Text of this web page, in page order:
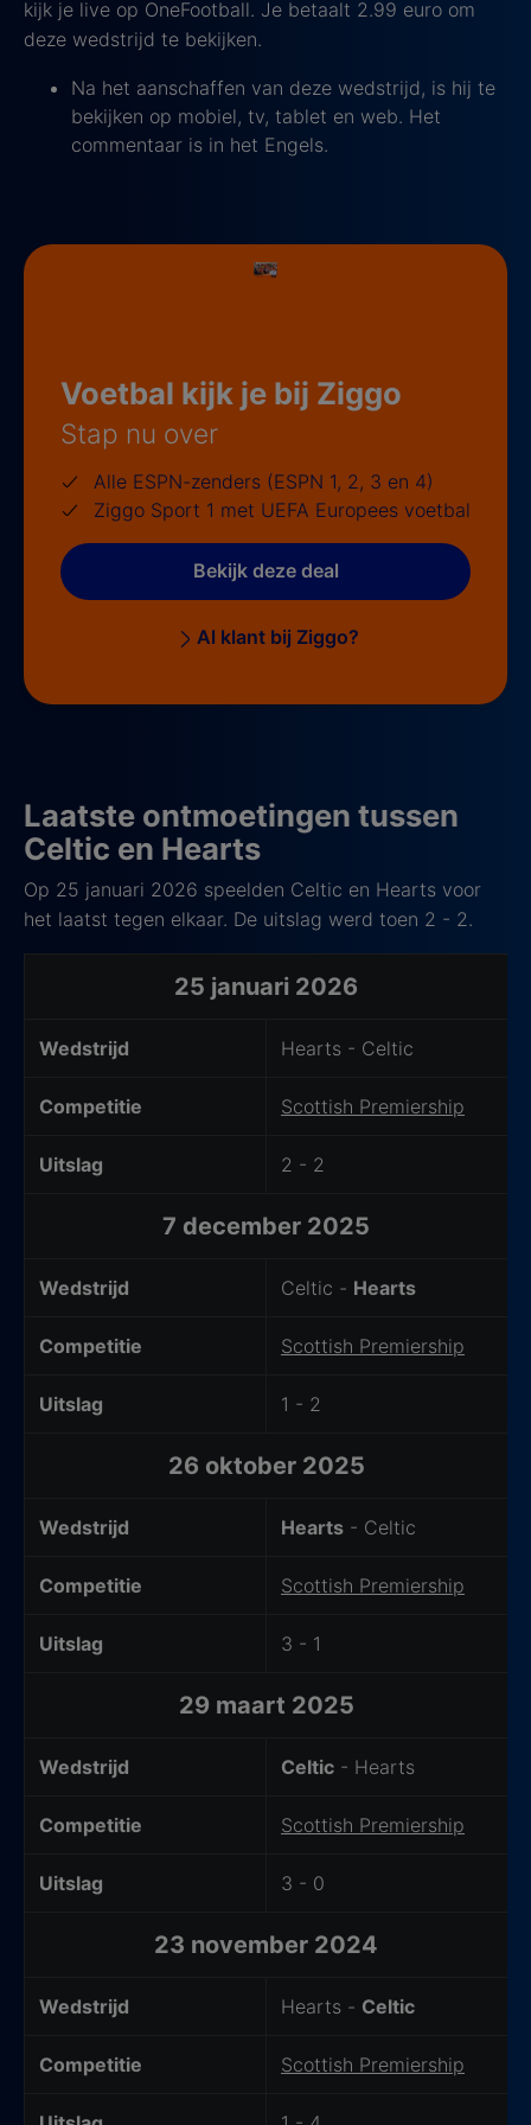
kijk je live op OneFootball. Je betaalt 2.99 euro om
deze wedstrijd te bekijken.
Na het aanschaffen van deze wedstrijd, is hij te
bekijken op mobiel, tv, tablet en web. Het
commentaar is in het Engels.
Voetbal kijk je bij Ziggo
Stap nu over
Alle ESPN-zenders (ESPN 1, 2, 3 en 4)
Ziggo Sport 1 met UEFA Europees voetbal
Bekijk deze deal
Al klant bij Ziggo?
Laatste ontmoetingen tussen
Celtic en Hearts
Op 25 januari 2026 speelden Celtic en Hearts voor
het laatst tegen elkaar. De uitslag werd toen 2 - 2.
25 januari 2026
Wedstrijd Hearts - Celtic
Competitie Scottish Premiership
Uitslag 2 - 2
7 december 2025
Wedstrijd Celtic - Hearts
Competitie Scottish Premiership
Uitslag 1 - 2
26 oktober 2025
Wedstrijd Hearts - Celtic
Competitie Scottish Premiership
Uitslag 3 - 1
29 maart 2025
Wedstrijd Celtic - Hearts
Competitie Scottish Premiership
Uitslag 3 - 0
23 november 2024
Wedstrijd Hearts - Celtic
Competitie Scottish Premiership